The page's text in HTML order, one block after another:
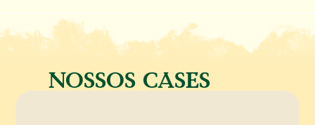
NOSSOS CASES